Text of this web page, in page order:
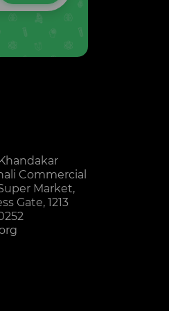
Commercial
Market,
Gate, 1213